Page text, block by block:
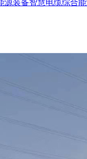
装备智慧电缆综合